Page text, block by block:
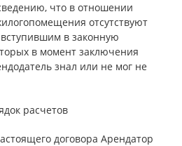
что в отношении
отсутствуют
в законную
в момент заключения
знал или не мог не
расчетов
договора Арендатор